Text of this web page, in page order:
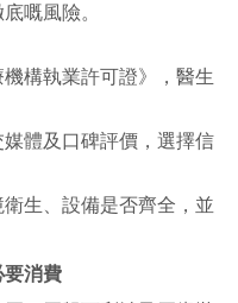
嘅風險。
構執業許可證》，醫生
體及口碑評價，選擇信
生、設備是否齊全，並
要消費